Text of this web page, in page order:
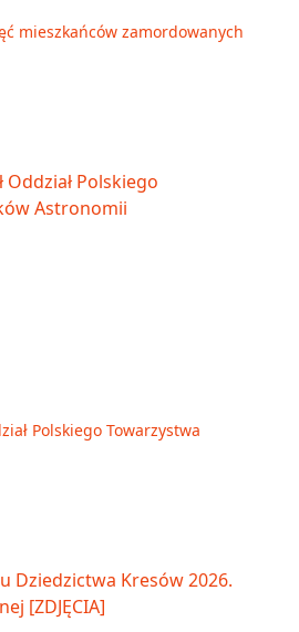
mieszkańców zamordowanych
Polskiego Towarzystwa